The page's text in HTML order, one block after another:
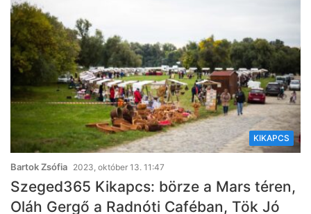
KIKAPCS
Bartok Zsófia 2023, október 13. 11:47
Szeged365 Kikapcs: börze a Mars téren,
Oláh Gergő a Radnóti Caféban, Tök Jó